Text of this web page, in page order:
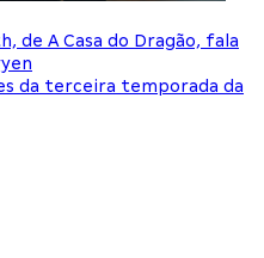
de A Casa do Dragão, fala
da terceira temporada da